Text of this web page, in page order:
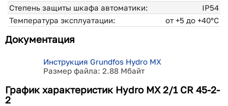
Степень защиты шкафа автоматики:
IP54
Температура эксплуатации:
от +5 до +40°С
Документация
Инструкция Grundfos Hydro MX
Размер файла: 2.88 Мбайт
График характеристик Hydro MX 2/1 CR 45-2-
2